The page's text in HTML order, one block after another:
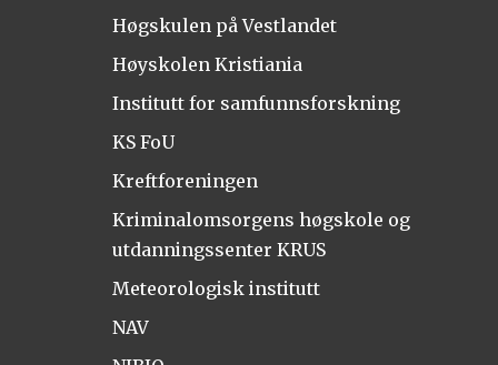
Høgskulen på Vestlandet
Høyskolen Kristiania
Institutt for samfunnsforskning
KS FoU
Kreftforeningen
Kriminalomsorgens høgskole og
utdanningssenter KRUS
Meteorologisk institutt
NAV